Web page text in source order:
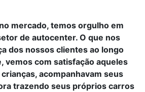
mercado, temos orgulho em
de autocenter. O que nos
dos nossos clientes ao longo
vemos com satisfação aqueles
acompanhavam seus
trazendo seus próprios carros